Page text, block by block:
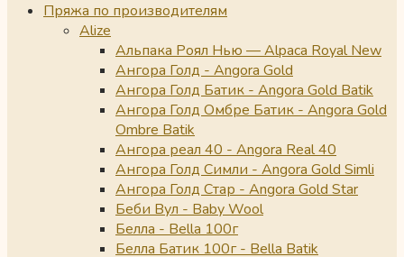
Пряжа по производителям
Alize
Альпака Роял Нью — Alpaca Royal New
Ангора Голд - Angora Gold
Ангора Голд Батик - Angora Gold Batik
Ангора Голд Омбре Батик - Angora Gold
Ombre Batik
Ангора реал 40 - Angora Real 40
Ангора Голд Симли - Angora Gold Simli
Ангора Голд Стар - Angora Gold Star
Беби Вул - Baby Wool
Белла - Bella 100г
Белла Батик 100г - Bella Batik